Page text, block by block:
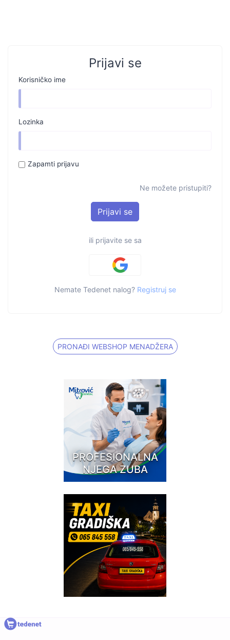
Prijavi se
Korisničko ime
Lozinka
Zapamti prijavu
Ne možete pristupiti?
ili prijavite se sa
Nemate Tedenet nalog? Registruj se
PRONAĐI WEBSHOP MENADŽERA
PROFESIONALNA
NJEGA ZUBA